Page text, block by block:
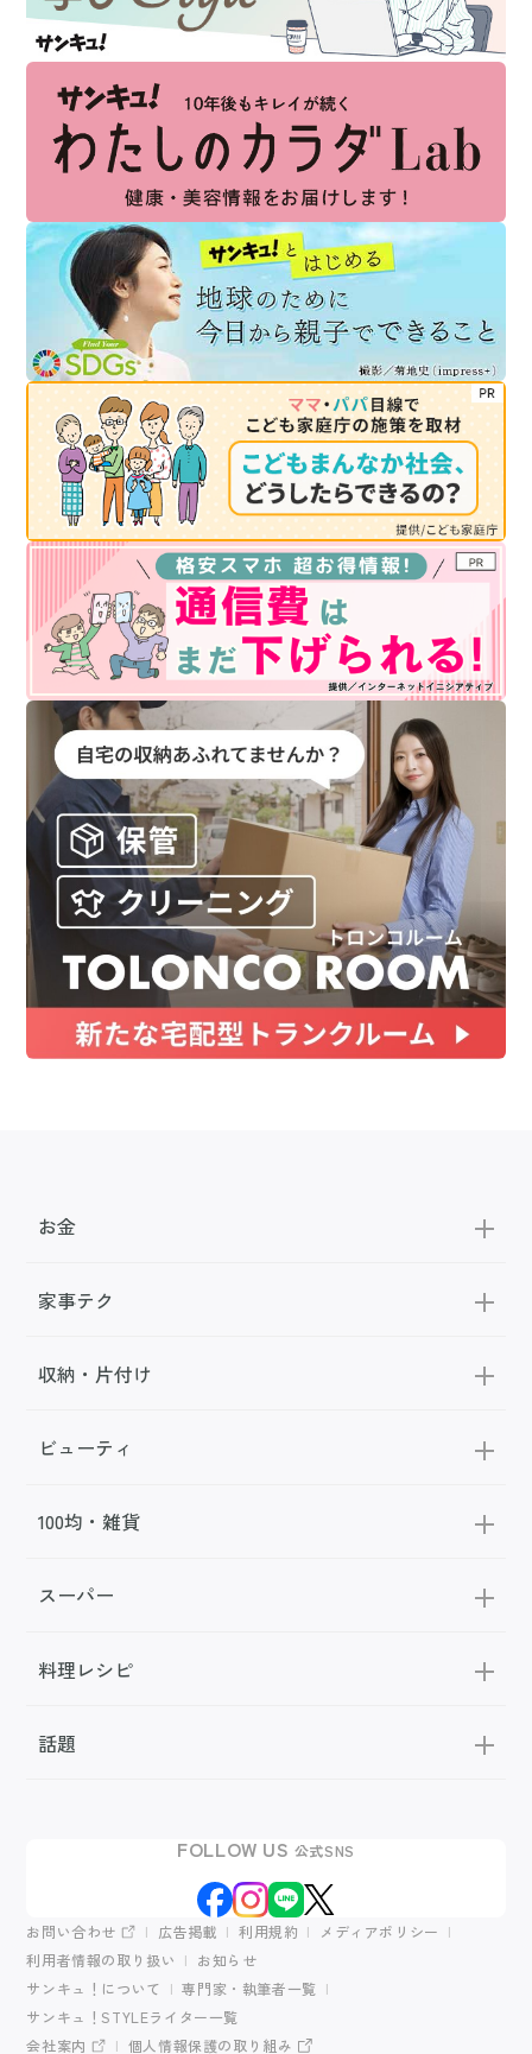
お金
家事テク
収納・片付け
ビューティ
100均・雑貨
スーパー
料理レシピ
話題
FOLLOW US 公式SNS
お問い合わせ 広告掲載 利用規約
メディアポリシー
利用者情報の取り扱い
お知らせ
サンキュ！について
専門家・執筆者一覧
サンキュ！STYLEライター一覧
会社案内
個人情報保護の取り組み